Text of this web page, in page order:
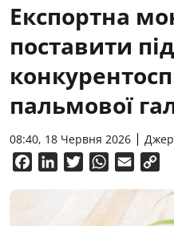
Експортна
поставити
пальмової
08:40, 18 Червня 2026
FacebookLinkedInTwitterWhatsApp
Email